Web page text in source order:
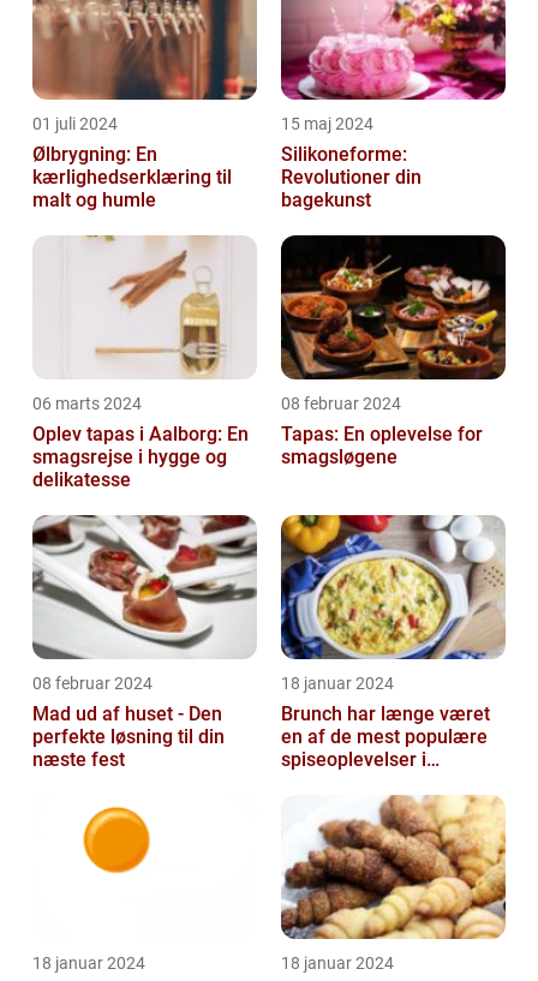
01 juli 2024
Ølbrygning: En
kærlighedserklæring til
malt og humle
15 maj 2024
Silikoneforme:
Revolutioner din
bagekunst
06 marts 2024
Oplev tapas i Aalborg: En
smagsrejse i hygge og
delikatesse
08 februar 2024
Tapas: En oplevelse for
smagsløgene
08 februar 2024
Mad ud af huset - Den
perfekte løsning til din
næste fest
18 januar 2024
Brunch har længe været
en af de mest populære
spiseoplevelser i
18 januar 2024 18 januar 2024